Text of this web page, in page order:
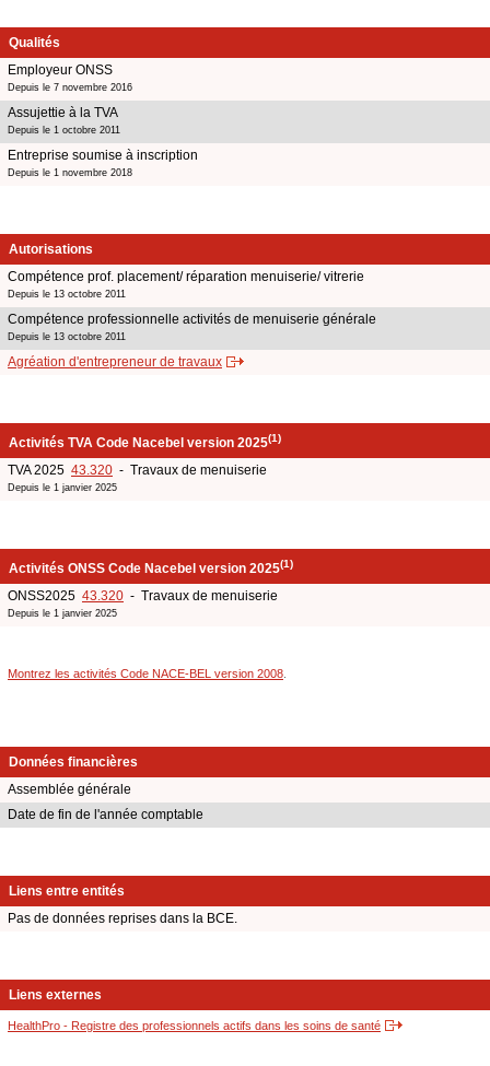
Qualités
Employeur ONSS
Depuis le 7 novembre 2016
Assujettie à la TVA
Depuis le 1 octobre 2011
Entreprise soumise à inscription
Depuis le 1 novembre 2018
Autorisations
Compétence prof. placement/ réparation menuiserie/ vitrerie
Depuis le 13 octobre 2011
Compétence professionnelle activités de menuiserie générale
Depuis le 13 octobre 2011
Agréation d'entrepreneur de travaux
Activités TVA Code Nacebel version 2025(1)
TVA 2025 43.320 - Travaux de menuiserie
Depuis le 1 janvier 2025
Activités ONSS Code Nacebel version 2025(1)
ONSS2025 43.320 - Travaux de menuiserie
Depuis le 1 janvier 2025
Montrez les activités Code NACE-BEL version 2008
Données financières
Assemblée générale
Date de fin de l'année comptable
Liens entre entités
Pas de données reprises dans la BCE.
Liens externes
HealthPro - Registre des professionnels actifs dans les soins de santé